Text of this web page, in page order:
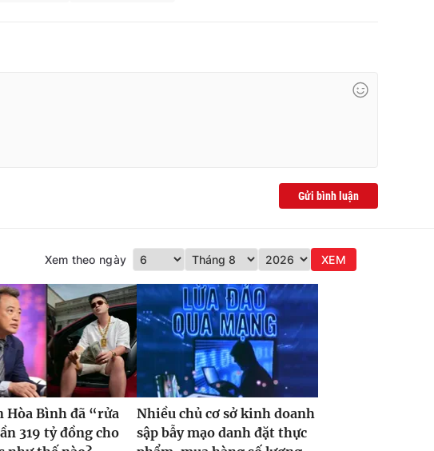
Gửi bình luận
Xem theo ngày XEM
Hòa Bình đã “rửa
319 tỷ đồng cho
Nhiều chủ cơ sở kinh doanh
sập bẫy mạo danh đặt thực